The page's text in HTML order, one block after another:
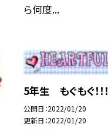
ら何度...
5年生 もぐもぐ！！！
公開日 2022/01/20
更新日 2022/01/20